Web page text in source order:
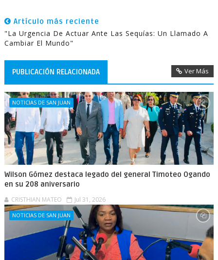
Artículo más reciente
"La Urgencia De Actuar Ante Las Sequías: Un Llamado A
Cambiar El Mundo"
PUBLICACIÓN RELACIONADA Ver Más
NOTICIAS DE SAN JUAN
Wilson Gómez destaca legado del general Timoteo Ogando
en su 208 aniversario
CRISTHIAN MATEO Jul 31, 2026
NOTICIAS DE SAN JUAN